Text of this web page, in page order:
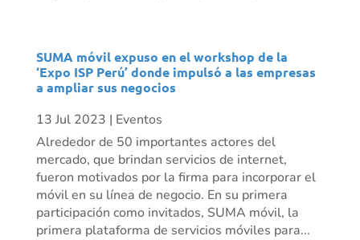
SUMA móvil expuso en el workshop de la
‘Expo ISP Perú’ donde impulsó a las empresas
a ampliar sus negocios
13 Jul 2023 | Eventos
Alrededor de 50 importantes actores del
mercado, que brindan servicios de internet,
fueron motivados por la firma para incorporar el
móvil en su línea de negocio. En su primera
participación como invitados, SUMA móvil, la
primera plataforma de servicios móviles para...